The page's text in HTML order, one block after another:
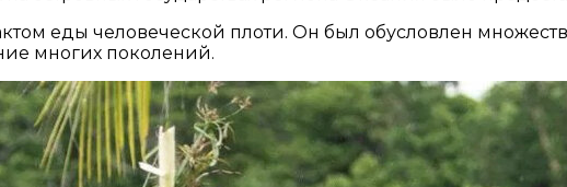
еды человеческой плоти. Он был обусловлен
многих поколений.